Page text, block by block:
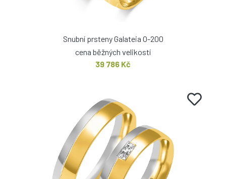
Snubní prsteny Galateia O-200
cena běžných velikostí
39 786 Kč